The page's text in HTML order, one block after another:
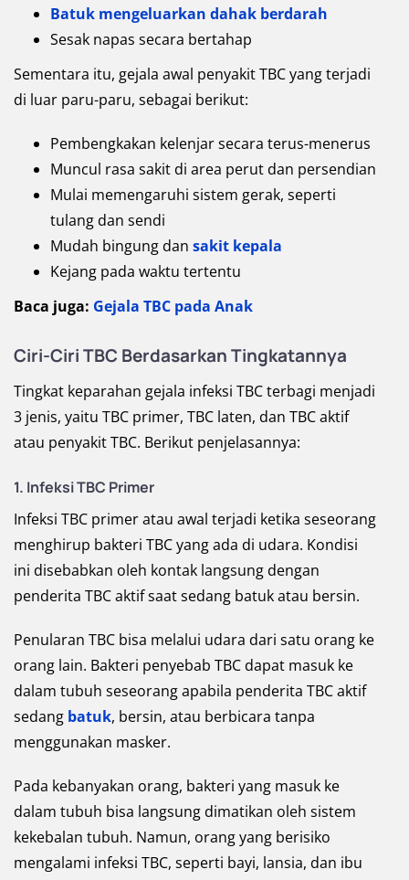
Batuk mengeluarkan dahak berdarah
Sesak napas secara bertahap
Sementara itu, gejala awal penyakit TBC yang terjadi
di luar paru-paru, sebagai berikut:
Pembengkakan kelenjar secara terus-menerus
Muncul rasa sakit di area perut dan persendian
Mulai memengaruhi sistem gerak, seperti
tulang dan sendi
Mudah bingung dan sakit kepala
Kejang pada waktu tertentu
Baca juga: Gejala TBC pada Anak
Ciri-Ciri TBC Berdasarkan Tingkatannya
Tingkat keparahan gejala infeksi TBC terbagi menjadi
3 jenis, yaitu TBC primer, TBC laten, dan TBC aktif
atau penyakit TBC. Berikut penjelasannya:
1. Infeksi TBC Primer
Infeksi TBC primer atau awal terjadi ketika seseorang
menghirup bakteri TBC yang ada di udara. Kondisi
ini disebabkan oleh kontak langsung dengan
penderita TBC aktif saat sedang batuk atau bersin.
Penularan TBC bisa melalui udara dari satu orang ke
orang lain. Bakteri penyebab TBC dapat masuk ke
dalam tubuh seseorang apabila penderita TBC aktif
sedang batuk, bersin, atau berbicara tanpa
menggunakan masker.
Pada kebanyakan orang, bakteri yang masuk ke
dalam tubuh bisa langsung dimatikan oleh sistem
kekebalan tubuh. Namun, orang yang berisiko
mengalami infeksi TBC, seperti bayi, lansia, dan ibu